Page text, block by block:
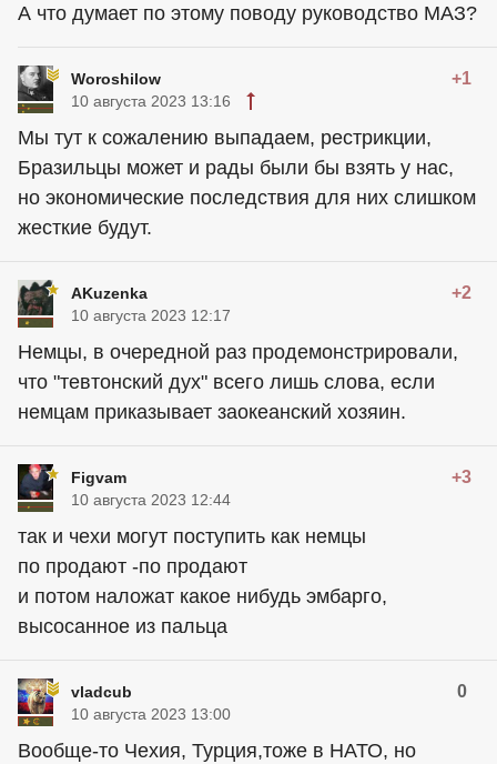
А что думает по этому поводу руководство МАЗ?
Woroshilow +1
10 августа 2023 13:16
Мы тут к сожалению выпадаем, рестрикции,
Бразильцы может и рады были бы взять у нас,
но экономические последствия для них слишком
жесткие будут.
AKuzenka +2
10 августа 2023 12:17
Немцы, в очередной раз продемонстрировали,
что "тевтонский дух" всего лишь слова, если
немцам приказывает заокеанский хозяин.
Figvam +3
10 августа 2023 12:44
так и чехи могут поступить как немцы
по продают -по продают
и потом наложат какое нибудь эмбарго,
высосанное из пальца
vladcub 0
10 августа 2023 13:00
Вообще-то Чехия, Турция,тоже в НАТО, но